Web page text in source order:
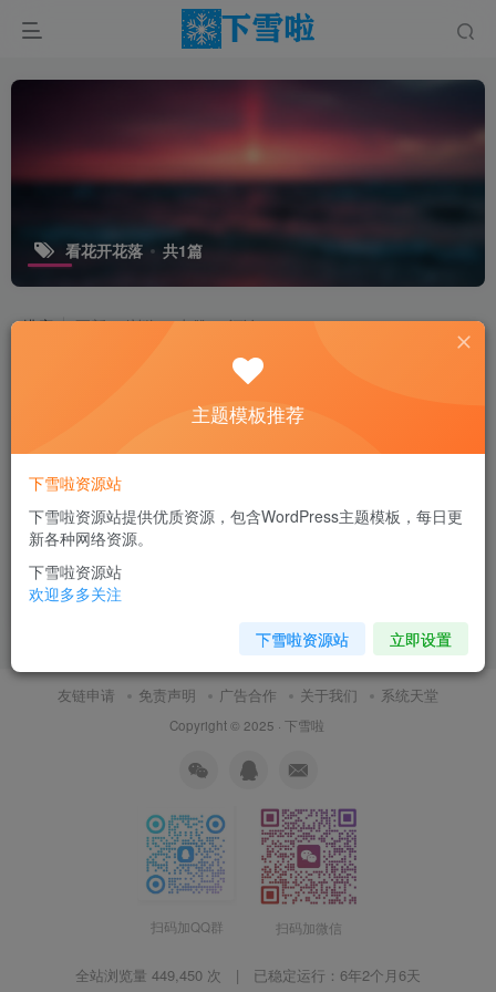
看花开花落 共1篇
排序 更新 浏览 点赞 评论
宠辱不惊，看庭前花开花落；
去留无意，望天上云卷云舒
日常随笔
1月19日 10:05
友链申请 免责声明 广告合作 关于我们 系统天堂
Copyright © 2025 · 下雪啦
扫码加QQ群 扫码加微信
全站浏览量 449,450 次 | 已稳定运行： 6年2个月6天
主题模板推荐
下雪啦资源站
下雪啦资源站提供优质资源，包含WordPress主题模板，每日更
新各种网络资源。
下雪啦资源站
欢迎多多关注
下雪啦资源站 立即设置